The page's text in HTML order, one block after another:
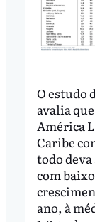
O estudo
avalia
América
Caribe
todo
com baixo
ano, à